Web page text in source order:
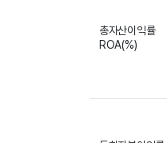
총자산이익률
ROA(%)